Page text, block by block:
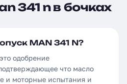
341 n в бочках
MAN 341 N?
одобрение
что масло
и моторные испытания и